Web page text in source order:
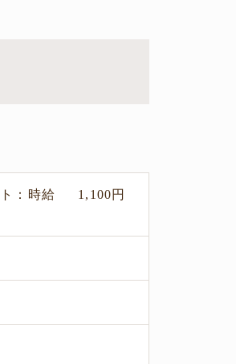
ト：時給 1,100円